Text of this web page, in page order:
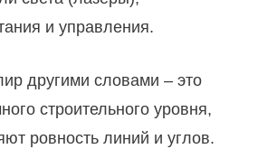
и управления.
другими словами – это
строительного уровня,
ровность линий и углов.